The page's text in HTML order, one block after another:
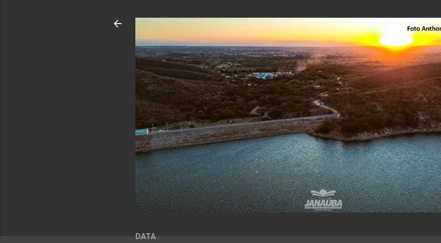
DATA